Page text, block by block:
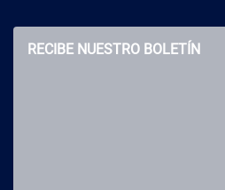
RECIBE NUESTRO BOLETÍN